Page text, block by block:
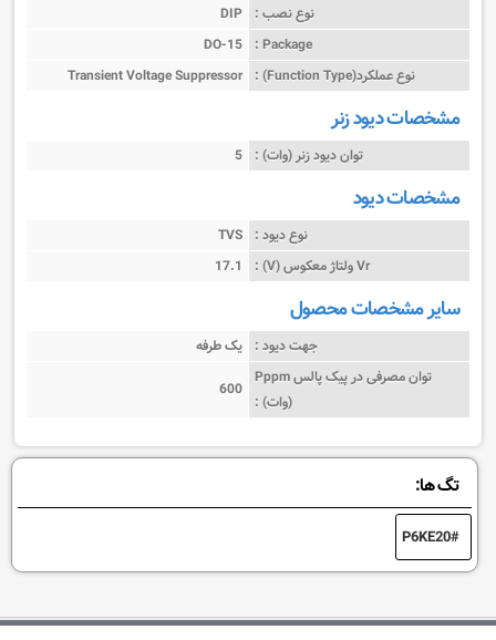
نوع نصب : DIP
Package :
DO-15
نوع عملکرد(Function Type) :
Transient Voltage Suppressor
مشخصات دیود زنر
توان دیود زنر (وات) : 5
مشخصات دیود
نوع دیود : TVS
Vr ولتاژ معکوس (V) :
17.1
سایر مشخصات محصول
جهت دیود : یک طرفه
توان مصرفی در پیک پالس Pppm
(وات) :
600
تگ ها:
P6KE20